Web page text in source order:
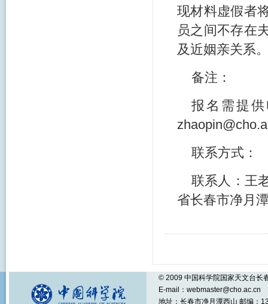
现材料虚假者
员之间不存在
及近姻亲关系
备注：
报名需提
联系方式：
联系人：王
省长春市净月
© 2009 中国科学院国家天文台长
E-mail：webmaster@cho.ac.cn
地址：长春市净月潭西山 邮编：